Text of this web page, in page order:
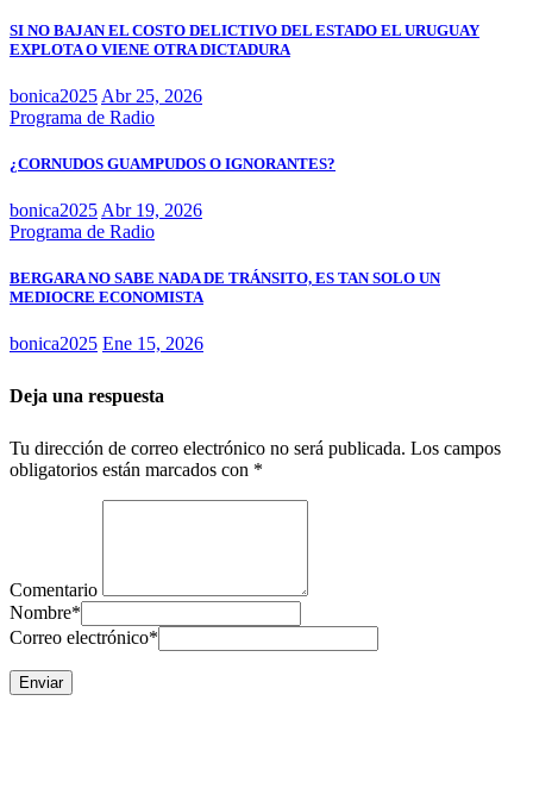
SI NO BAJAN EL COSTO DELICTIVO DEL ESTADO EL URUGUAY
EXPLOTA O VIENE OTRA DICTADURA
bonica2025 Abr 25, 2026
Programa de Radio
¿CORNUDOS GUAMPUDOS O IGNORANTES?
bonica2025 Abr 19, 2026
Programa de Radio
BERGARA NO SABE NADA DE TRÁNSITO, ES TAN SOLO UN
MEDIOCRE ECONOMISTA
bonica2025 Ene 15, 2026
Deja una respuesta
Tu dirección de correo electrónico no será publicada. Los campos
obligatorios están marcados con *
Comentario
Nombre*
Correo electrónico*